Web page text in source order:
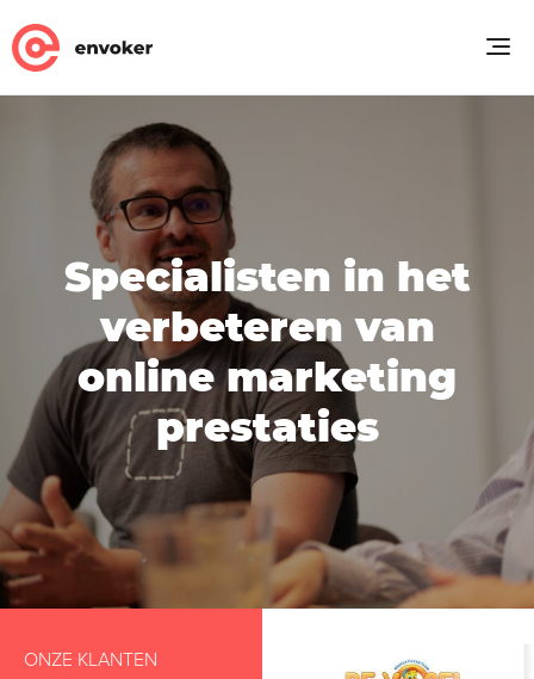
Specialisten in het
verbeteren van
online marketing
prestaties
ONZE KLANTEN